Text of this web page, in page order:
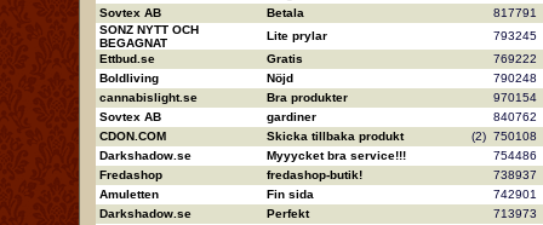
Sovtex AB
Betala
817791
SONZ NYTT OCH
BEGAGNAT
Lite prylar
793245
Ettbud.se
Gratis
769222
Boldliving
Nöjd
790248
cannabislight.se
Bra produkter
970154
Sovtex AB
gardiner
840762
CDON.COM
Skicka tillbaka produkt (2) 750108
Darkshadow.se
Myyycket bra service!!!
754486
Fredashop
fredashop-butik!
738937
Amuletten
Fin sida
742901
Darkshadow.se
Perfekt
713973